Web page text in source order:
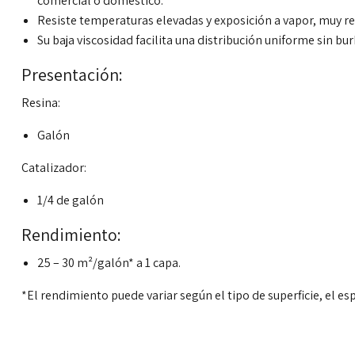
Resiste temperaturas elevadas y exposición a vapor, muy
Su baja viscosidad facilita una distribución uniforme sin
Presentación:
Resina:
Galón
Catalizador:
1/4 de galón
Rendimiento:
25 – 30 m²/galón* a 1 capa.
*El rendimiento puede variar según el tipo de superficie, el